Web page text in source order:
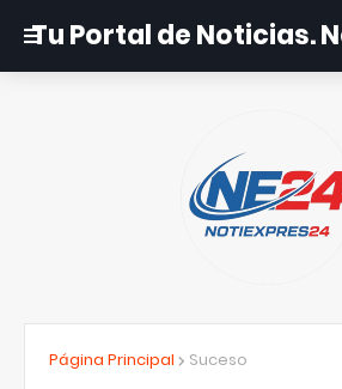
Tu Portal de Noticias.
Página Principal Suceso